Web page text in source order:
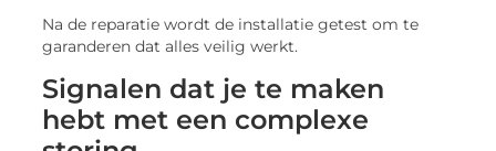
Na de reparatie wordt de installatie getest om te
garanderen dat alles veilig werkt.
Signalen dat je te maken
hebt met een complexe